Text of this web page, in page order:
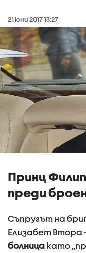
21 юни 2017 13:27
Принц
преди
Съпругът на
Елизабет Втора
болница като